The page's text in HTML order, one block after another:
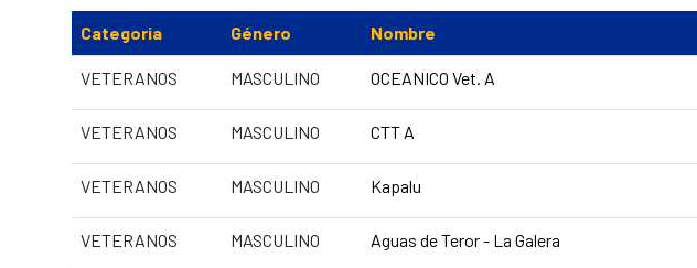
Categoria Género Nombre
VETERANOS MASCULINO OCEANICO Vet. A
VETERANOS MASCULINO CTT A
VETERANOS MASCULINO Kapalu
VETERANOS MASCULINO Aguas de Teror - La Galera